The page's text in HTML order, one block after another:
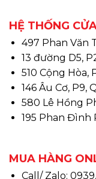
HỆ THỐNG
497 Phan Văn
13 đường D5,
510 Cộng Hòa,
146 Âu Cơ, P9,
580 Lê Hồng
195 Phan Đình
MUA HÀNG
Call/ Zalo: